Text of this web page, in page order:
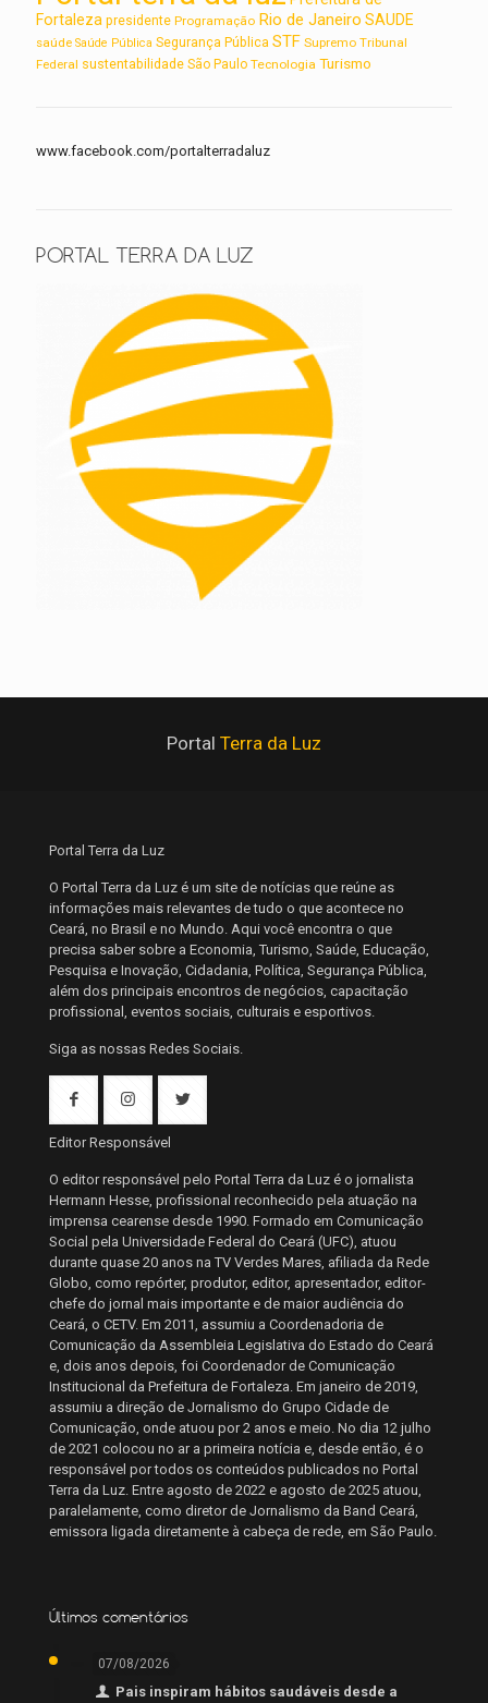
Fortaleza presidente Programação Rio de Janeiro SAUDE
saúde Saúde Pública Segurança Pública STF Supremo Tribunal
Federal sustentabilidade São Paulo Tecnologia Turismo
www.facebook.com/portalterradaluz
PORTAL TERRA DA LUZ
Portal Terra da Luz
Portal Terra da Luz
O Portal Terra da Luz é um site de notícias que reúne as
informações mais relevantes de tudo o que acontece no
Ceará, no Brasil e no Mundo. Aqui você encontra o que
precisa saber sobre a Economia, Turismo, Saúde, Educação,
Pesquisa e Inovação, Cidadania, Política, Segurança Pública,
além dos principais encontros de negócios, capacitação
profissional, eventos sociais, culturais e esportivos.
Siga as nossas Redes Sociais.
Editor Responsável
O editor responsável pelo Portal Terra da Luz é o jornalista
Hermann Hesse, profissional reconhecido pela atuação na
imprensa cearense desde 1990. Formado em Comunicação
Social pela Universidade Federal do Ceará (UFC), atuou
durante quase 20 anos na TV Verdes Mares, afiliada da Rede
Globo, como repórter, produtor, editor, apresentador, editor-
chefe do jornal mais importante e de maior audiência do
Ceará, o CETV. Em 2011, assumiu a Coordenadoria de
Comunicação da Assembleia Legislativa do Estado do Ceará
e, dois anos depois, foi Coordenador de Comunicação
Institucional da Prefeitura de Fortaleza. Em janeiro de 2019,
assumiu a direção de Jornalismo do Grupo Cidade de
Comunicação, onde atuou por 2 anos e meio. No dia 12 julho
de 2021 colocou no ar a primeira notícia e, desde então, é o
responsável por todos os conteúdos publicados no Portal
Terra da Luz. Entre agosto de 2022 e agosto de 2025 atuou,
paralelamente, como diretor de Jornalismo da Band Ceará,
emissora ligada diretamente à cabeça de rede, em São Paulo.
Últimos comentários
07/08/2026
Pais inspiram hábitos saudáveis desde a